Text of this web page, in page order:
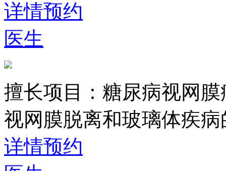
详情预约
医生
擅长项目： 糖尿病视网
视网膜脱离和玻璃体疾
详情预约